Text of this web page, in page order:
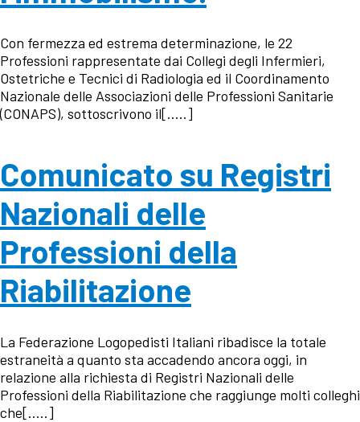
Con fermezza ed estrema determinazione, le 22
Professioni rappresentate dai Collegi degli Infermieri,
Ostetriche e Tecnici di Radiologia ed il Coordinamento
Nazionale delle Associazioni delle Professioni Sanitarie
(CONAPS), sottoscrivono il[…..]
Comunicato su Registri
Nazionali delle
Professioni della
Riabilitazione
La Federazione Logopedisti Italiani ribadisce la totale
estraneità a quanto sta accadendo ancora oggi, in
relazione alla richiesta di Registri Nazionali delle
Professioni della Riabilitazione che raggiunge molti colleghi
che[…..]